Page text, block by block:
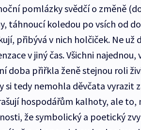
pomlázky svědčí o změně
táhnoucí koledou po vsích od
přibývá v nich holčiček. Ne
v jiný čas. Všichni
doba přiřkla ženě stejnou roli
si tedy nemohla děvčata vyrazit
hospodářům kalhoty, ale to,
že symbolický a poetický